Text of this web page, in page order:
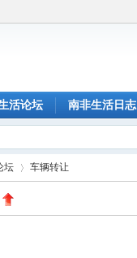
活论坛 南非生活日志
坛 车辆转让